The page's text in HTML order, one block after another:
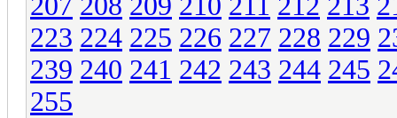
223 224 225 226 227 228 229
239 240 241 242 243 244 245
255